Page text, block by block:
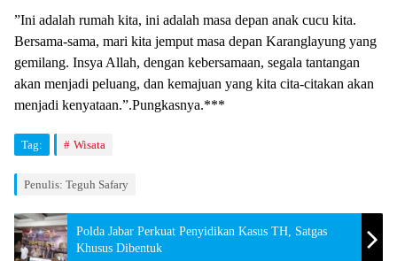
​”Ini adalah rumah kita, ini adalah masa depan anak cucu kita.
Bersama-sama, mari kita jemput masa depan Karanglayung yang
gemilang. Insya Allah, dengan kebersamaan, segala tantangan
akan menjadi peluang, dan kemajuan yang kita cita-citakan akan
menjadi kenyataan.”.Pungkasnya.***
Tag: Wisata
Penulis: Teguh Safary
Polda Jabar Perkuat Penyidikan Kasus TH, Satgas
Khusus Dibentuk